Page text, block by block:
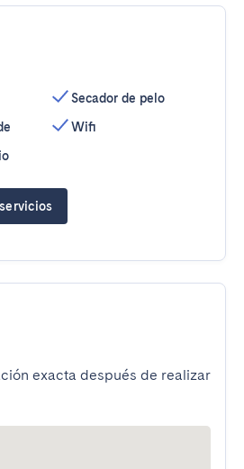
Secador de pelo
Wifi
exacta después de realizar